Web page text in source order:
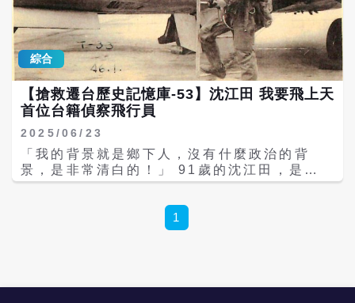
綜合
【搶救遷台歷史記憶庫-53】沈江田 我要飛上天
首位台籍偵察飛行員
2025/06/23
「我的背景就是鄉下人，沒有什麼政治的背
景，是非常清白的！」 91歲的沈江田，是前
空軍「紅狐中隊」的成員，也是我國第一位台
時還是日治時期，直到小二時台灣光復才開始
1